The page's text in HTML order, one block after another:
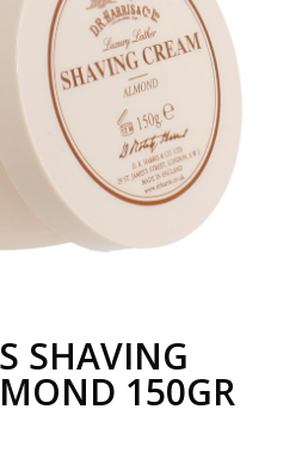
SHAVING
150GR